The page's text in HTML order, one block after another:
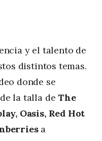
y el talento de
distintos temas.
donde se
la talla deThe
Oasis, Red Hot
a